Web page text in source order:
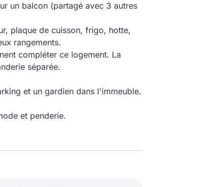
un balcon (partagé avec 3 autres
plaque de cuisson, frigo, hotte,
rangements.
compléter ce logement. La
séparée.
et un gardien dans l'immeuble.
et penderie.